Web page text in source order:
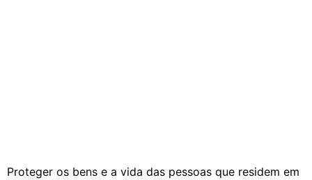
Proteger os bens e a vida das pessoas que residem em